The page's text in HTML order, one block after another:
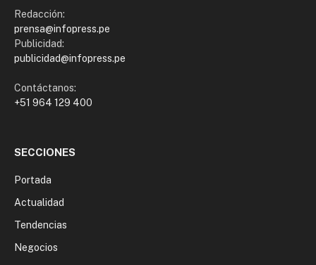
Redacción:
prensa@infopress.pe
Publicidad:
publicidad@infopress.pe
Contáctanos:
+51 964 129 400
SECCIONES
Portada
Actualidad
Tendencias
Negocios